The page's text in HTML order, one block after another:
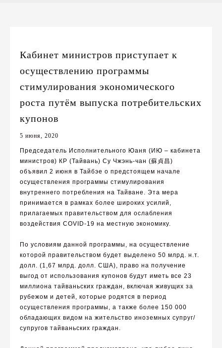
Кабинет министров приступает к
осуществлению программы
стимулирования экономического
роста путём выпуска потребительских
купонов
5 июня, 2020
П редседатель Исполнительного Юаня (ИЮ – кабинета
министров) КР (Тайвань) Су Чжэнь-чан (蘇貞昌)
объявил 2 июня в Тайбэе о предстоящем начале
осуществления программы стимулирования
внутреннего потребления на Тайване. Эта мера
принимается в рамках более широких усилий,
прилагаемых правительством для ослабления
воздействия COVID-19 на местную экономику.
По условиям данной программы, на осуществление
которой правительством будет выделено 50 млрд. н.т.
долл. (1,67 млрд. долл. США), право на получение
выгод от использования купонов будут иметь все 23
миллиона тайваньских граждан, включая живущих за
рубежом и детей, которые родятся в период
осуществления программы, а также более 150 000
обладающих видом на жительство иноземных супруг/
супругов тайваньских граждан.